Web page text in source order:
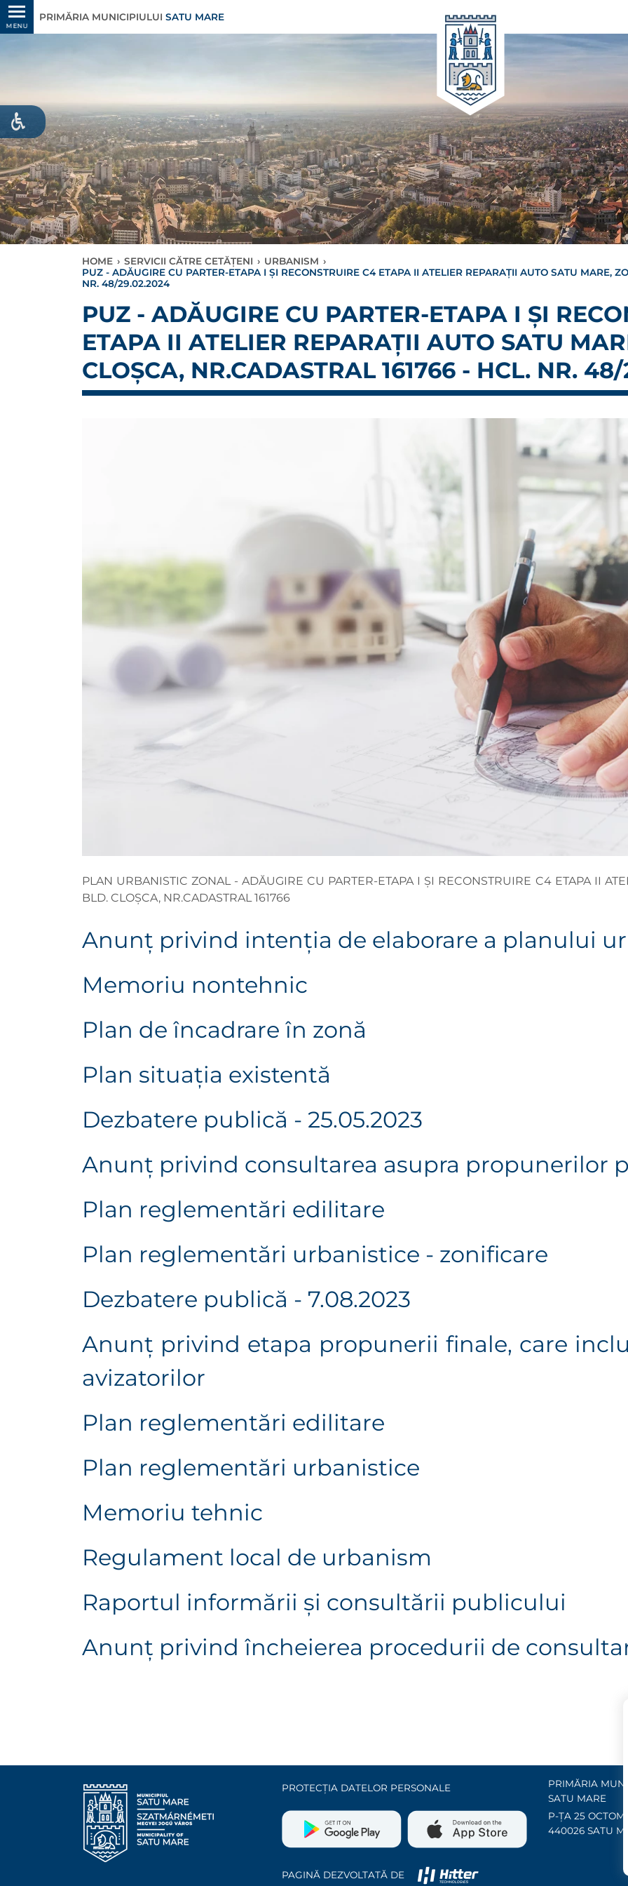
MENU
PRIMĂRIA MUNICIPIULUI SATU MARE
HOME › SERVICII CĂTRE CETĂȚENI › URBANISM ›
PUZ - ADĂUGIRE CU PARTER-ETAPA I ȘI RECONSTRUIRE C4 ETAPA II ATELIER REPARAȚII AUTO SATU MARE,
NR. 48/29.02.2024
PUZ - ADĂUGIRE CU PARTER-ETAPA I ȘI
ETAPA II ATELIER REPARAȚII AUTO SATU
CLOȘCA, NR.CADASTRAL 161766 - HCL. NR.
PLAN URBANISTIC ZONAL - ADĂUGIRE CU PARTER-ETAPA I ȘI RECONSTRUIRE C4 ETAPA II
BLD. CLOȘCA, NR.CADASTRAL 161766
Anunţ privind intenţia de elaborare a planului
Memoriu nontehnic
Plan de încadrare în zonă
Plan situaţia existentă
Dezbatere publică - 25.05.2023
Anunţ privind consultarea asupra propunerilor
Plan reglementări edilitare
Plan reglementări urbanistice - zonificare
Dezbatere publică - 7.08.2023
Anunț privind etapa propunerii finale, care
avizatorilor
Plan reglementări edilitare
Plan reglementări urbanistice
Memoriu tehnic
Regulament local de urbanism
Raportul informării și consultării publicului
Anunț privind încheierea procedurii de
PROTECȚIA DATELOR PERSONALE
PAGINĂ DEZVOLTATĂ DE
PRIMĂRIA
SATU MARE
P-ȚA 25
440026 SATU